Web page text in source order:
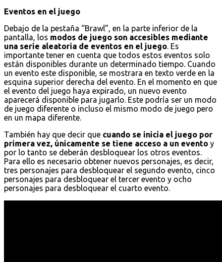
Eventos en el juego
Debajo de la pestaña “Brawl”, en la parte inferior de la
pantalla, los modos de juego son accesibles mediante
una serie aleatoria de eventos en el juego. Es
importante tener en cuenta que todos estos eventos solo
están disponibles durante un determinado tiempo. Cuando
un evento este disponible, se mostrara en texto verde en la
esquina superior derecha del evento. En el momento en que
el evento del juego haya expirado, un nuevo evento
aparecerá disponible para jugarlo. Este podría ser un modo
de juego diferente o incluso el mismo modo de juego pero
en un mapa diferente.
También hay que decir que cuando se inicia el juego por
primera vez, únicamente se tiene acceso a un evento y
por lo tanto se deberán desbloquear los otros eventos.
Para ello es necesario obtener nuevos personajes, es decir,
tres personajes para desbloquear el segundo evento, cinco
personajes para desbloquear el tercer evento y ocho
personajes para desbloquear el cuarto evento.